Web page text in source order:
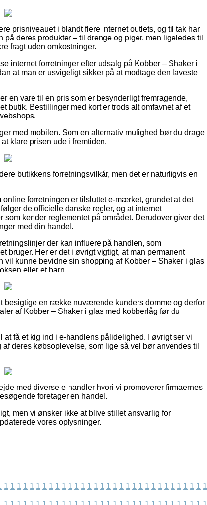
prisniveauet i blandt flere internet outlets, og til tak har
deres produkter – til drenge og piger, men ligeledes til
fragt uden omkostninger.
internet forretninger efter udsalg på Kobber – Shaker i
at man er usvigeligt sikker på at modtage den laveste
en vare til en pris som er besynderligt fremragende,
butik. Bestillinger med kort er trods alt omfavnet af et
med mobilen. Som en alternativ mulighed bør du drage
klare prisen ude i fremtiden.
butikkens forretningsvilkår, men det er naturligvis en
forretningen er tilsluttet e-mærket, grundet at det
de officielle danske regler, og at internet
kender reglementet på området. Derudover giver det
med din handel.
der kan influere på handlen, som
bruger. Her er det i øvrigt vigtigt, at man permanent
vil kunne bevidne sin shopping af Kobber – Shaker i glas
eller et barn.
en række nuværende kunders domme og derfor
af Kobber – Shaker i glas med kobberlåg før du
få et kig ind i e-handlens pålidelighed. I øvrigt ser vi
deres købsoplevelse, som lige så vel bør anvendes til
med diverse e-handler hvori vi promoverer firmaernes
foretager en handel.
men vi ønsker ikke at blive stillet ansvarlig for
vores oplysninger.
1 1 1 1 1 1 1 1 1 1 1 1 1 1 1 1 1 1 1 1 1 1 1 1 1 1 1 1 1 1 1 1